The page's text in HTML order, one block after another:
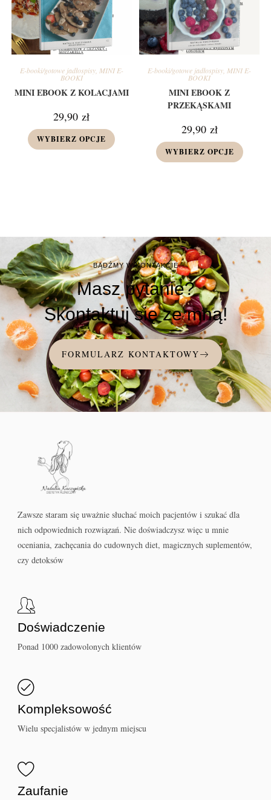
E-booki/gotowe jadłospisy, MINI E-
BOOKI
MINI EBOOK Z KOLACJAMI
29,90zł
WYBIERZ OPCJE
E-booki/gotowe jadłospisy MINI E-
BOOKI
MINI EBOOK Z
PRZEKĄSKAMI
29,90 zł
WYBIERZ OPCJE
BĄDŹMY W KONTAKCIE
Masz pytanie?
Skontaktuj się ze mną!
FORMULARZ KONTAKTOWY
Zawsze staram się uważnie słuchać moich pacjentów i szukać dla
nich odpowiednich rozwiązań. Nie doświadczysz więc u mnie
oceniania, zachęcania do cudownych diet, magicznych suplementów,
czy detoksów
Doświadczenie
Ponad 1000 zadowolonych klientów
Kompleksowość
Wielu specjalistów w jednym miejscu
Zaufanie